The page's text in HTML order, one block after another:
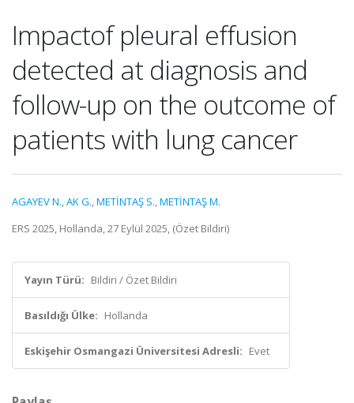
Impactof pleural effusion
detected at diagnosis and
follow-up on the outcome of
patients with lung cancer
AGAYEV N.,AK G.,METİNTAŞ S.,METİNTAŞ M.
ERS 2025, Hollanda, 27 Eylül 2025, (Özet Bildiri)
Yayın Türü: Bildiri / Özet Bildiri
Basıldığı Ülke: Hollanda
Eskişehir Osmangazi Üniversitesi Adresli: Evet